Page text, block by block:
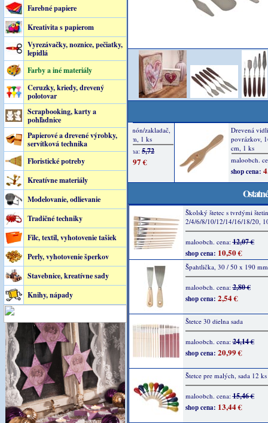
Farebné papiere
Kreativita s papierom
Vyrezávačky, noznice, pečiatky,
lepidlá
Farby a iné materiály
Ceruzky, kriedy, drevený
polotovar
Scrapbooking, karty a
pohľadnice
Papierové a drevené výrobky,
servítková technika
Floristické potreby
Kreatívne materiály
Modelovanie, odlievanie
Tradičné techniky
Filc, textil, vyhotovenie tašiek
Perly, vyhotovenie šperkov
Stavebnice, kreatívne sady
Knihy, nápady
Školský štetec s tvrdými
2/4/6/8/10/12/14/16/18/20,
maloobch. cena:12,07 €
shop cena: 10,50 €
Špahtlička, 30 / 50 x 190
maloobch. cena:2,80 €
shop cena: 2,54 €
Štetce 30 dielna sada
maloobch. cena:24,14 €
shop cena: 20,99 €
Štetce pre malých, sada 12 ks
maloobch. cena:15,46 €
shop cena: 13,44 €